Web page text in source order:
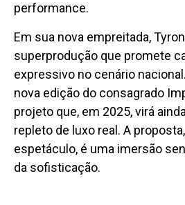
performance.
Em sua nova empreitada,
superprodução que promete
expressivo no cenário
nova edição do consagrado
projeto que, em 2025, virá
repleto de luxo real. A
espetáculo, é uma imersão
da sofisticação.